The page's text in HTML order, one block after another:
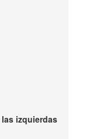
izquierdas